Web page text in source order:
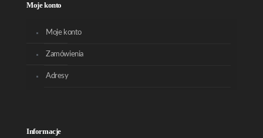
Moje konto
Moje konto
Zamówienia
Adresy
Informacje